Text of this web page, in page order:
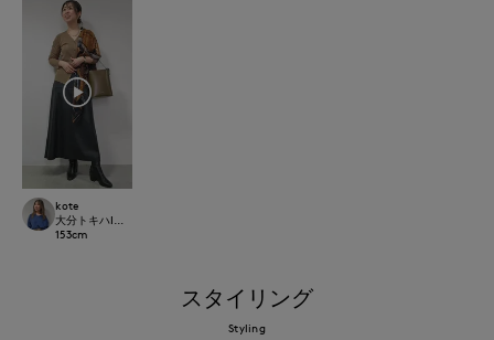
kote
大分トキハINED
153cm
スタイリング
Styling